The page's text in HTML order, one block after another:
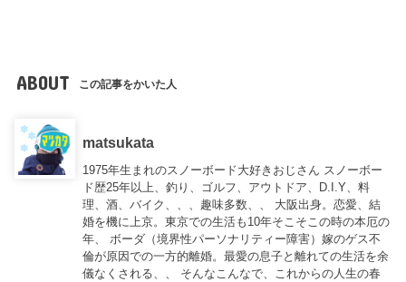
ABOUT この記事をかいた人
matsukata
1975年生まれのスノーボード大好きおじさん スノーボー
ド歴25年以上、釣り、ゴルフ、アウトドア、D.I.Y、料
理、酒、バイク、、、趣味多数、、 大阪出身。恋愛、結
婚を機に上京。東京での生活も10年そこそこの時の本厄の
年、 ボーダ（境界性パーソナリティー障害）嫁のゲス不
倫が原因での一方的離婚。最愛の息子と離れての生活を余
儀なくされる、、 そんなこんなで、これからの人生の春